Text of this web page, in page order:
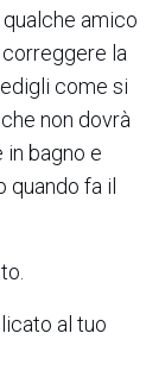
amico
la
come si
non dovrà
in bagno e
quando fa il
al tuo